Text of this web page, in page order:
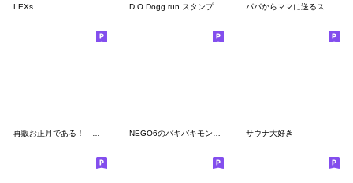
LEXs D.O Dogg run スタンプ
サウナ大好き